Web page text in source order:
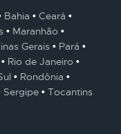
Bahia
Ceará
Maranhão
Gerais
Pará
Rio de Janeiro
Rondônia
Sergipe Tocantins